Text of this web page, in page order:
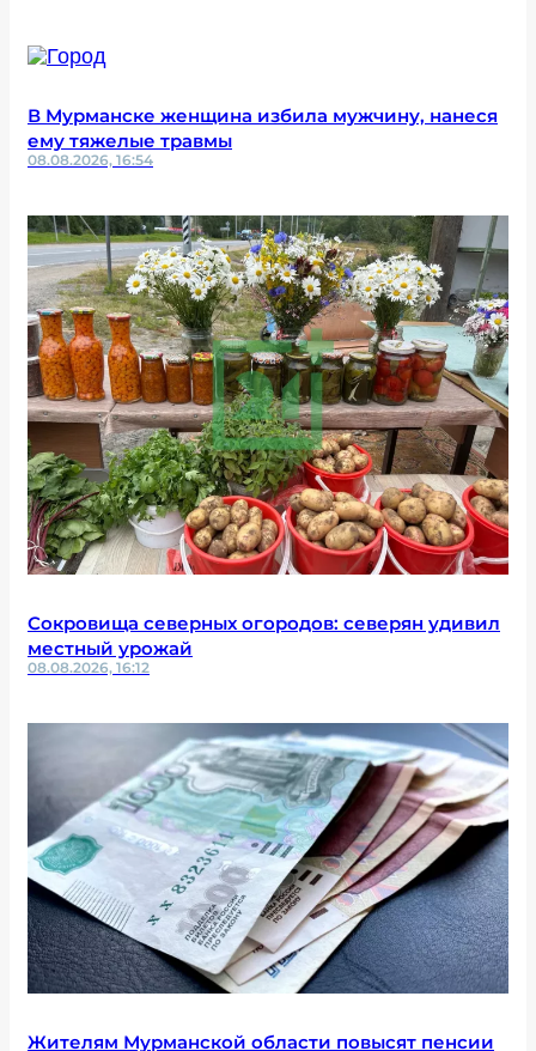
В Мурманске женщина избила мужчину, нанеся
ему тяжелые травмы
08.08.2026, 16:54
Сокровища северных огородов: северян удивил
местный урожай
08.08.2026, 16:12
Жителям Мурманской области повысят пенсии